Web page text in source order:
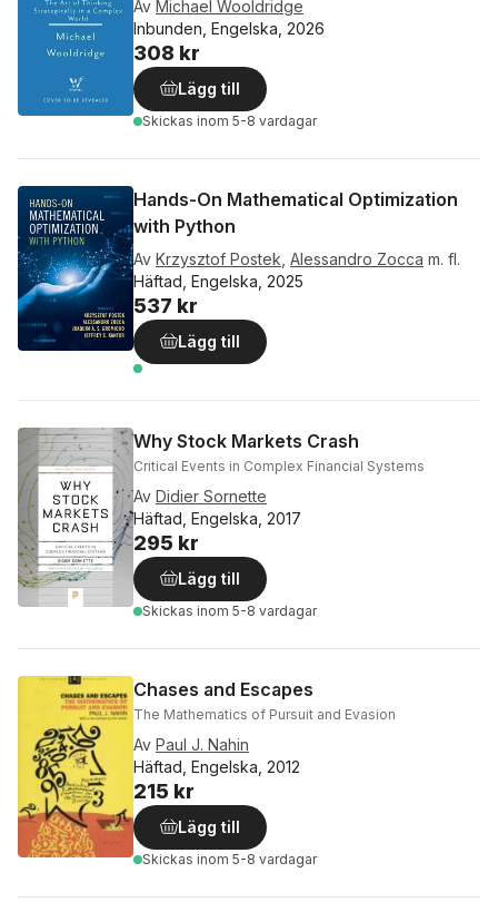
Av Michael Wooldridge
Inbunden, Engelska, 2026
308 kr
Lägg till
Skickas inom 5-8 vardagar
Hands-On Mathematical Optimization
with Python
Av Krzysztof Postek Alessandro Zocca m. fl.
Häftad, Engelska, 2025
537 kr
Lägg till
Why Stock Markets Crash
Critical Events in Complex Financial Systems
Av Didier Sornette
Häftad, Engelska, 2017
295 kr
Lägg till
Skickas inom 5-8 vardagar
Chases and Escapes
The Mathematics of Pursuit and Evasion
Av Paul J. Nahin
Häftad, Engelska, 2012
215 kr
Lägg till
Skickas inom 5-8 vardagar